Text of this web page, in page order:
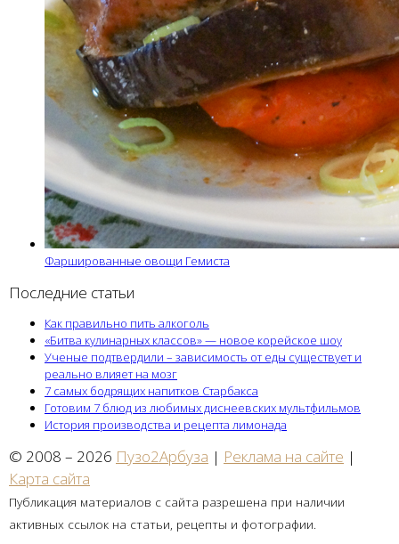
Фаршированные овощи Гемиста
Последние статьи
Как правильно пить алкоголь
«Битва кулинарных классов» — новое корейское шоу
Ученые подтвердили – зависимость от еды существует и
реально влияет на мозг
7 самых бодрящих напитков Старбакса
Готовим 7 блюд из любимых диснеевских мультфильмов
История производства и рецепта лимонада
© 2008 – 2026 Пузо2Арбуза | Реклама на сайте |
Карта сайта
Публикация материалов с сайта разрешена при наличии
активных ссылок на статьи, рецепты и фотографии.